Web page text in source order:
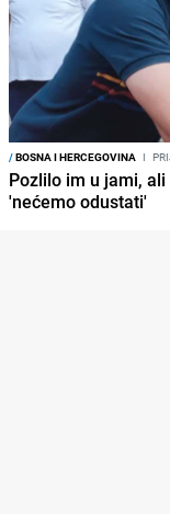
/BOSNA I HERCEGOVINA I
Pozlilo im u jami,
'nećemo odustati'